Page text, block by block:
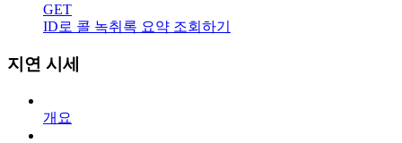
GET
ID로 콜 녹취록 요약 조회하기
지연 시세
개요